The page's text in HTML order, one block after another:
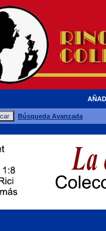
Búsqueda Avanzada